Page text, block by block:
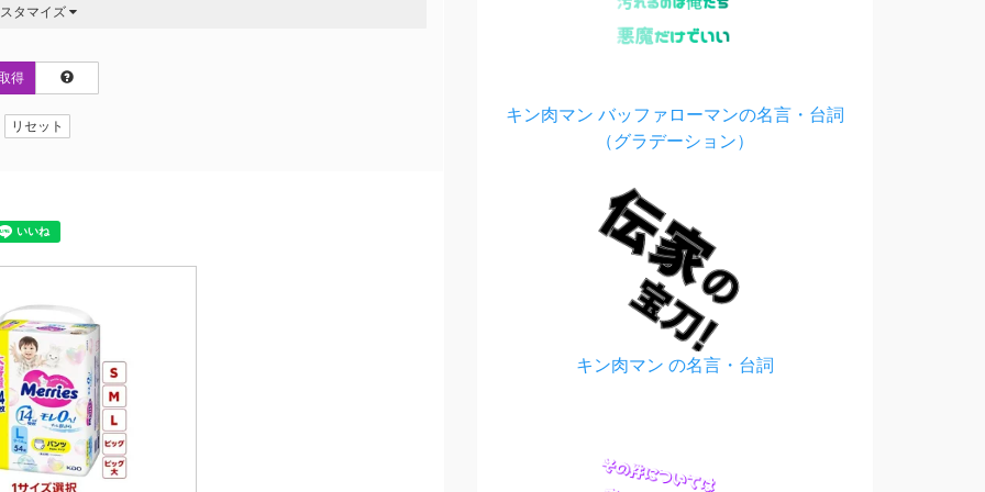
タマイズ
得
リセット
キン肉マン バッファローマンの名言・台詞
（グラデーション）
キン肉マン の名言・台詞